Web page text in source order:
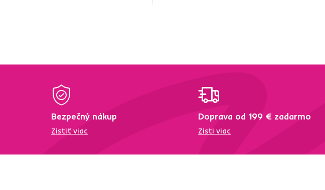
Bezpečný nákup
Zistiť viac
Doprava od 199 € zadarmo
Zisti viac